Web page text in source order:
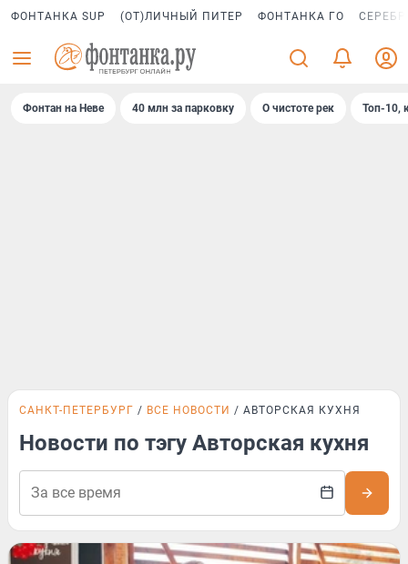
ФОНТАНКА SUP (ОТ)ЛИЧНЫЙ ПИТЕР ФОНТАНКА ГО
Фонтан на Неве 40 млн за парковку О чистоте рек Топ-10,
САНКТ-ПЕТЕРБУРГ ВСЕ НОВОСТИ АВТОРСКАЯ КУХНЯ
Новости по тэгу Авторская кухня